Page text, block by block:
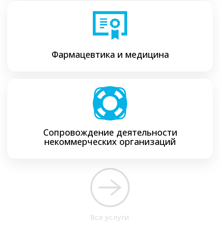
Фармацевтика и медицина
Сопровождение деятельности
некоммерческих организаций
Все услуги